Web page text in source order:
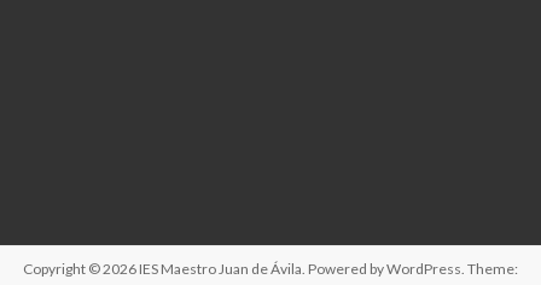
Copyright © 2026 IES Maestro Juan de Ávila . Powered byWordPress . Theme: